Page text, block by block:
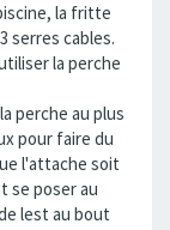
la fritte
serres cables.
la perche
perche au plus
pour faire du
l'attache soit
se poser au
lest au bout